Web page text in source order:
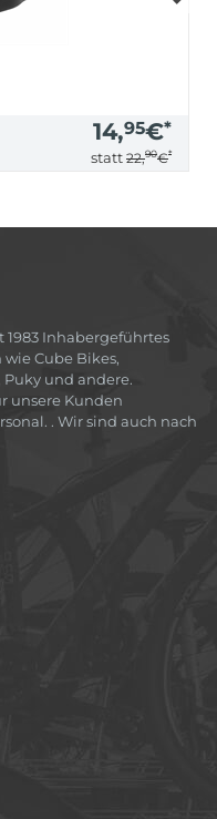
14,95€*
statt 22,90€*
1983 Inhabergeführtes
Cube Bikes,
Puky und andere.
unsere Kunden
. Wir sind auch nach